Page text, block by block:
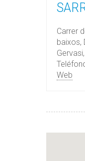
Carrer
baixos,
Web